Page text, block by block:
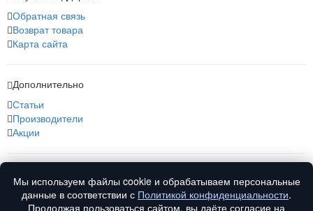
Обратная связь
Возврат товара
Карта сайта
Дополнительно
Статьи
Производители
Акции
О компании
Контакты
Мы используем файлы cookie и обрабатываем персональные
данные в соответствии с Политикой конфиденциальности.
Продолжая пользоваться сайтом, вы даёте согласие на